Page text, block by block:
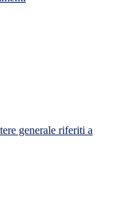
generale riferiti a